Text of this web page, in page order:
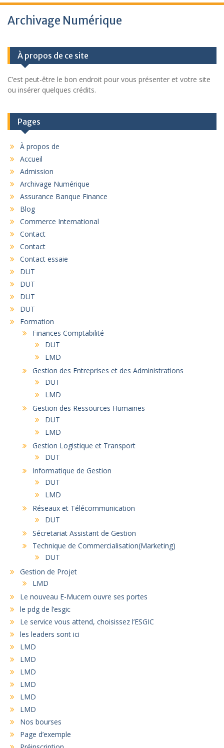
Archivage Numérique
À propos de ce site
C’est peut-être le bon endroit pour vous présenter et votre site
ou insérer quelques crédits.
Pages
À propos de
Accueil
Admission
Archivage Numérique
Assurance Banque Finance
Blog
Commerce International
Contact
Contact
Contact essaie
DUT
DUT
DUT
DUT
Formation
Finances Comptabilité
DUT
LMD
Gestion des Entreprises et des Administrations
DUT
LMD
Gestion des Ressources Humaines
DUT
LMD
Gestion Logistique et Transport
DUT
Informatique de Gestion
DUT
LMD
Réseaux et Télécommunication
DUT
Sécretariat Assistant de Gestion
Technique de Commercialisation(Marketing)
DUT
Gestion de Projet
LMD
Le nouveau E-Mucem ouvre ses portes
le pdg de l’esgic
Le service vous attend, choisissez l’ESGIC
les leaders sont ici
LMD
LMD
LMD
LMD
LMD
LMD
Nos bourses
Page d’exemple